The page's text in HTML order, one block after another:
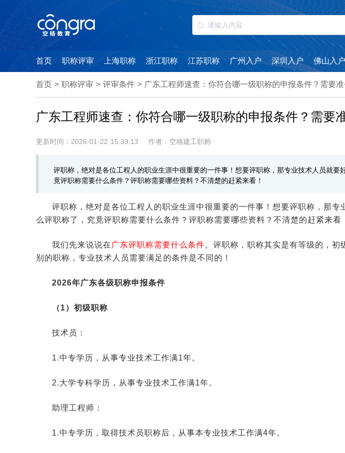
首页 职称评审 上海职称 浙江职称 江苏职称 广州入户 深圳入户 佛山入户
首页 > 职称评审 > 评审条件 > 广东工程师速查：你符合哪一级职称的申报条件？需要准
广东工程师速查：你符合哪一级职称的申报条件？需要
更新时间：2026-01-22 15:39:13 作者：空格建工职称
评职称，绝对是各位工程人的职业生涯中很重要的一件事！想要评职称，那专业技术人员就要
竟评职称需要什么条件？评职称需要哪些资料？不清楚的赶紧来看！
评职称，绝对是各位工程人的职业生涯中很重要的一件事！想要评职称，那专
么评职称了，究竟评职称需要什么条件？评职称需要哪些资料？不清楚的赶紧来看
我们先来说说在 广东评职称需要什么条件。评职称，职称其实是有等级的，初
别的职称，专业技术人员需要满足的条件是不同的！
2026年广东各级职称申报条件
（1）初级职称
技术员：
1.中专学历，从事专业技术工作满1年。
2.大学专科学历，从事专业技术工作满1年。
助理工程师：
1.中专学历，取得技术员职称后，从事本专业技术工作满4年。